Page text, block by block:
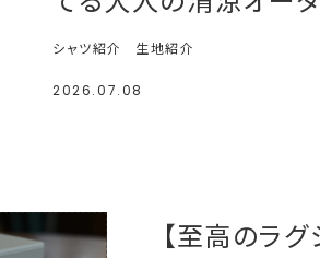
シャツ紹介 生地紹介
2026.07.08
【至高のラ